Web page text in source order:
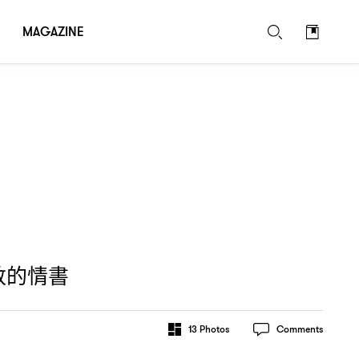
情書
13Photos Comments
MAGAZINE